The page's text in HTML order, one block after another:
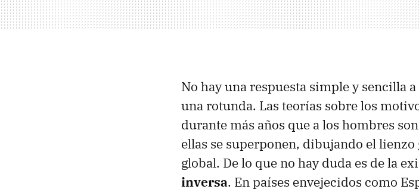
No hay una respuesta simple y sencilla
una rotunda. Las teorías sobre los
durante más años que a los hombres
ellas se superponen, dibujando el lienzo
global. De lo que no hay duda es de la
inversa. En países envejecidos como